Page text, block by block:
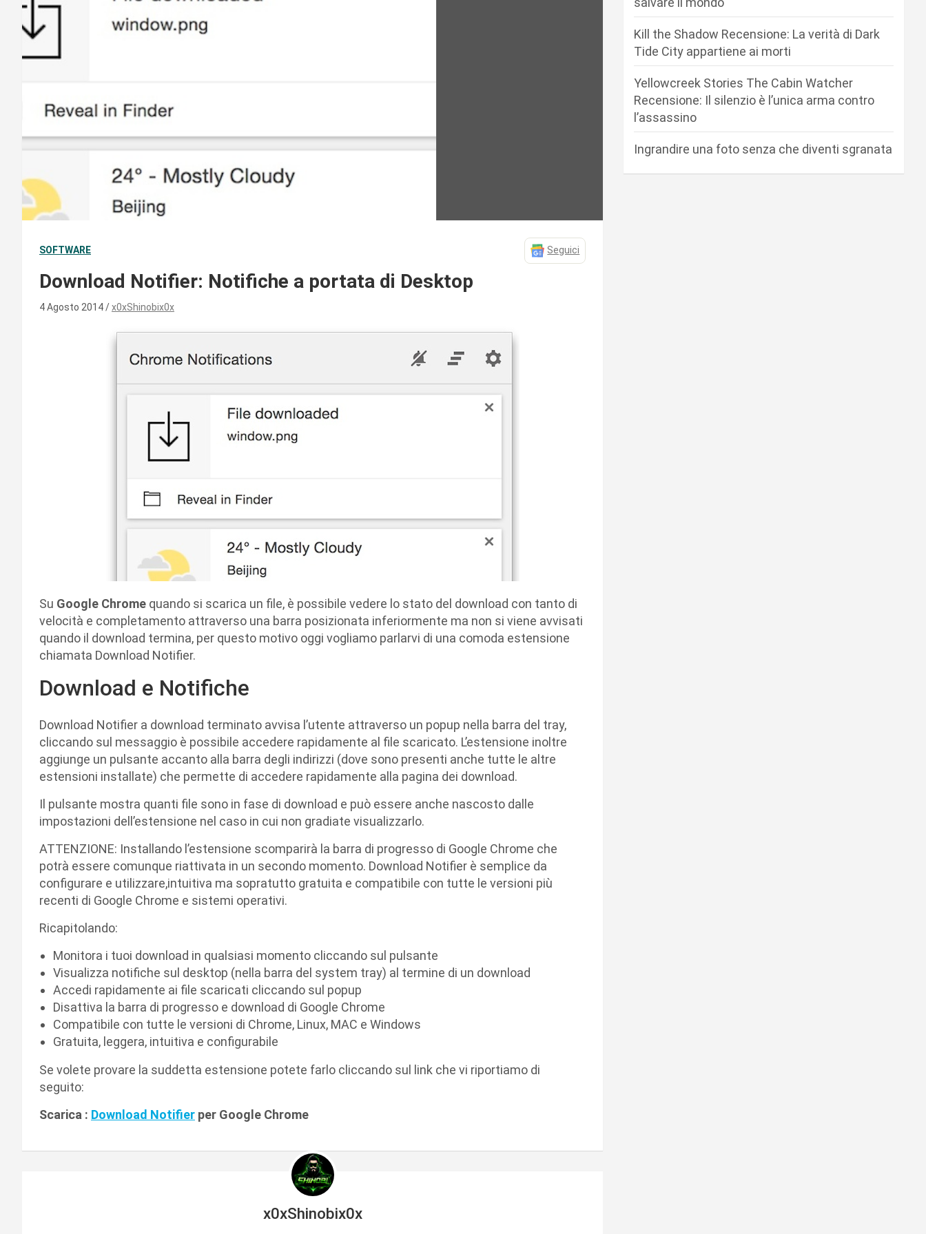
SOFTWARE Seguici
Download Notifier: Notifiche a portata di Desktop
4 Agosto 2014 x0xShinobix0x
Su Google Chrome quando si scarica un file, è possibile vedere lo stato del download con tanto di
velocità e completamento attraverso una barra posizionata inferiormente ma non si viene avvisati
quando il download termina, per questo motivo oggi vogliamo parlarvi di una comoda estensione
chiamata Download Notifier.
Download e Notifiche
Download Notifier a download terminato avvisa l’utente attraverso un popup nella barra del tray,
cliccando sul messaggio è possibile accedere rapidamente al file scaricato. L’estensione inoltre
aggiunge un pulsante accanto alla barra degli indirizzi (dove sono presenti anche tutte le altre
estensioni installate) che permette di accedere rapidamente alla pagina dei download.
Il pulsante mostra quanti file sono in fase di download e può essere anche nascosto dalle
impostazioni dell’estensione nel caso in cui non gradiate visualizzarlo.
ATTENZIONE: Installando l’estensione scomparirà la barra di progresso di Google Chrome che
potrà essere comunque riattivata in un secondo momento. Download Notifier è semplice da
configurare e utilizzare,intuitiva ma sopratutto gratuita e compatibile con tutte le versioni più
recenti di Google Chrome e sistemi operativi.
Ricapitolando:
Monitora i tuoi download in qualsiasi momento cliccando sul pulsante
Visualizza notifiche sul desktop (nella barra del system tray) al termine di un download
Accedi rapidamente ai file scaricati cliccando sul popup
Disattiva la barra di progresso e download di Google Chrome
Compatibile con tutte le versioni di Chrome, Linux, MAC e Windows
Gratuita, leggera, intuitiva e configurabile
Se volete provare la suddetta estensione potete farlo cliccando sul link che vi riportiamo di
seguito:
Scarica : Download Notifier per Google Chrome
x0xShinobix0x
Kill the Shadow Recensione: La verità di Dark
Tide City appartiene ai morti
Yellowcreek Stories The Cabin Watcher
Recensione: Il silenzio è l’unica arma contro
l’assassino
Ingrandire una foto senza che diventi sgranata